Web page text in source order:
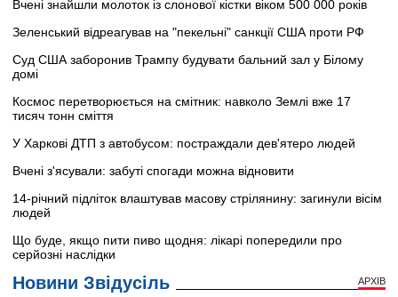
Вчені знайшли молоток із слонової кістки віком 500 000 років
Зеленський відреагував на "пекельні" санкції США проти РФ
Суд США заборонив Трампу будувати бальний зал у Білому
домі
Космос перетворюється на смітник: навколо Землі вже 17
тисяч тонн сміття
У Харкові ДТП з автобусом: постраждали дев'ятеро людей
Вчені з'ясували: забуті спогади можна відновити
14-річний підліток влаштував масову стрілянину: загинули вісім
людей
Що буде, якщо пити пиво щодня: лікарі попередили про
серйозні наслідки
Новини Звідусіль АРХІВ